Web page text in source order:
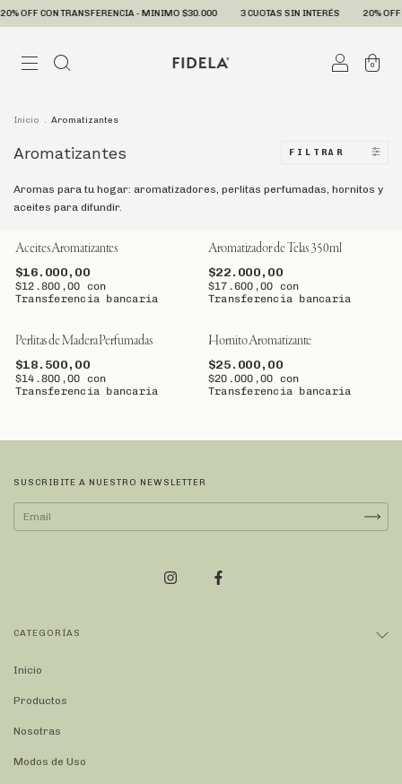
OFF CON TRANSFERENCIA - MINIMO $30.000 3 CUOTAS SIN INTERÉS 20%
0
Inicio . Aromatizantes
Aromatizantes FILTRAR
Aromas para tu hogar: aromatizadores, perlitas perfumadas, hornitos y
aceites para difundir.
Aceites Aromatizantes
$16.000,00
$12.800,00 con
Transferencia bancaria
Aromatizador de Telas 350ml
$22.000,00
$17.600,00 con
Transferencia bancaria
Perlitas de Madera Perfumadas
$18.500,00
$14.800,00 con
Transferencia bancaria
Hornito Aromatizante
$25.000,00
$20.000,00 con
Transferencia bancaria
SUSCRIBITE A NUESTRO NEWSLETTER
CATEGORÍAS
Inicio
Productos
Nosotras
Modos de Uso